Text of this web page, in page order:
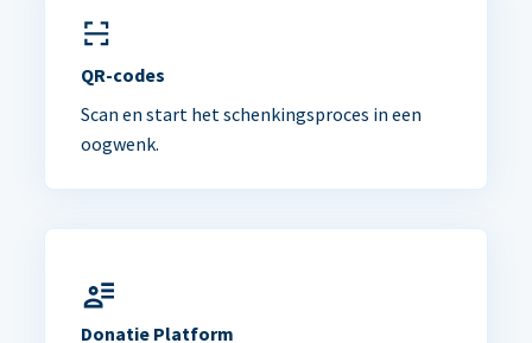
QR-codes
Scan en start het schenkingsproces in een
oogwenk.
Donatie Platform